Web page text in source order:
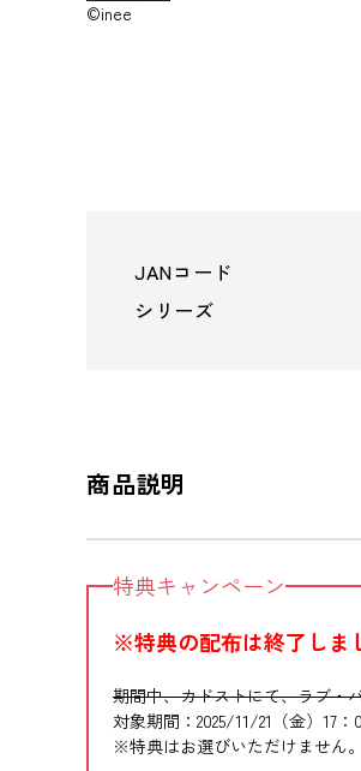
©inee
JANコード
シリーズ
商品説明
特典キャンペーン
※特典の配布は終了しま
期間中、カドストにて、ラブ・
対象期間：2025/11/21（金）17：
※特典はお選びいただけません。